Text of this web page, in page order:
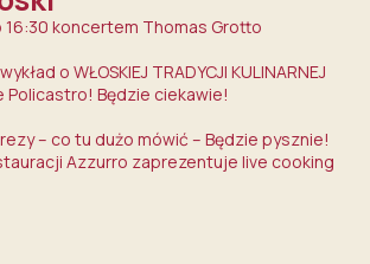
16:30 koncertem Thomas Grotto
o WŁOSKIEJ TRADYCJI KULINARNEJ
Policastro! Będzie ciekawie!
– co tu dużo mówić – Będzie pysznie!
Azzurro zaprezentuje live cooking